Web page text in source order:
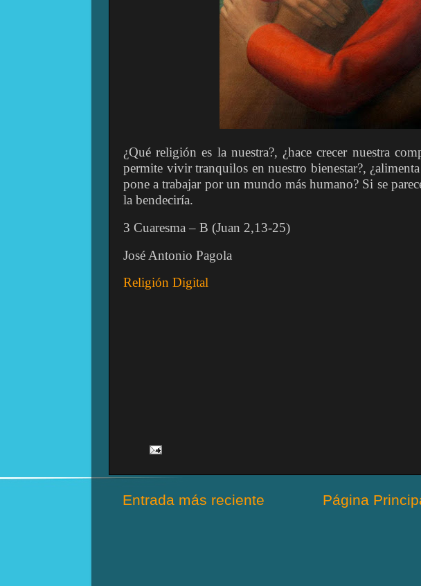
¿Qué religión es la nuestra?, ¿hace crecer nuestra
permite vivir tranquilos en nuestro bienestar?,
pone a trabajar por un mundo más humano? Si se
la bendeciría.
3 Cuaresma – B (Juan 2,13-25)
José Antonio Pagola
Religión Digital
Entrada más reciente Página